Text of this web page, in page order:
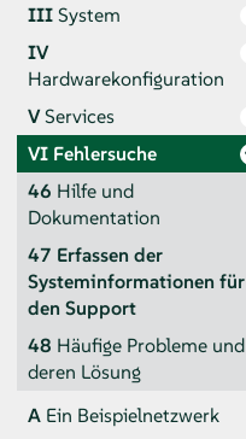
IIISystem
IV
Hardwarekonfiguration
VServices
VI Fehlersuche
46 Hilfe und
Dokumentation
47 Erfassen der
Systeminformationen für
den Support
48 Häufige Probleme und
deren Lösung
A Ein Beispielnetzwerk